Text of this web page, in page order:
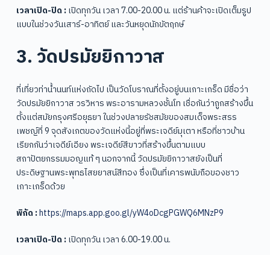
เวลาเปิด-ปิด :เปิดทุกวัน เวลา 7.00-20.00 น. แต่ร้านค้าจะเปิดเต็มรูป
แบบในช่วงวันเสาร์-อาทิตย์ และวันหยุดนักขัตฤกษ์
3. วัดปรมัยยิกาวาส
ที่เที่ยวท่าน้ำนนท์แห่งถัดไป เป็นวัดโบราณที่ตั้งอยู่บนเกาะเกร็ด มีชื่อว่า
วัดปรมัยยิกาวาส วรวิหาร พระอารามหลวงชั้นโท เชื่อกันว่าถูกสร้างขึ้น
ตั้งแต่สมัยกรุงศรีอยุธยา ในช่วงปลายรัชสมัยของสมเด็จพระสรร
เพชญ์ที่ 9 จุดสังเกตของวัดแห่งนี้อยู่ที่พระเจดีย์มุเตา หรือที่ชาวบ้าน
เรียกกันว่าเจดีย์เอียง พระเจดีย์สีขาวที่สร้างขึ้นตามแบบ
สถาปัตยกรรมมอญแท้ ๆ นอกจากนี้ วัดปรมัยยิกาวาสยังเป็นที่
ประดิษฐานพระพุทธไสยยาสน์สีทอง ซึ่งเป็นที่เคารพนับถือของชาว
เกาะเกร็ดด้วย
พิกัด :https://maps.app.goo.gl/yW4oDcgPGWQ6MNzP9
เวลาเปิด-ปิด :เปิดทุกวัน เวลา 6.00-19.00 น.